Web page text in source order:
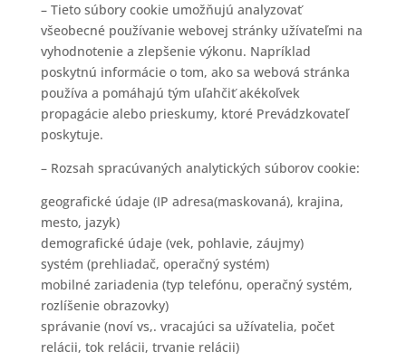
– Tieto súbory cookie umožňujú analyzovať
všeobecné používanie webovej stránky užívateľmi na
vyhodnotenie a zlepšenie výkonu. Napríklad
poskytnú informácie o tom, ako sa webová stránka
používa a pomáhajú tým uľahčiť akékoľvek
propagácie alebo prieskumy, ktoré Prevádzkovateľ
poskytuje.
– Rozsah spracúvaných analytických súborov cookie:
geografické údaje (IP adresa(maskovaná), krajina,
mesto, jazyk)
demografické údaje (vek, pohlavie, záujmy)
systém (prehliadač, operačný systém)
mobilné zariadenia (typ telefónu, operačný systém,
rozlíšenie obrazovky)
správanie (noví vs,. vracajúci sa užívatelia, počet
relácii, tok relácii, trvanie relácii)